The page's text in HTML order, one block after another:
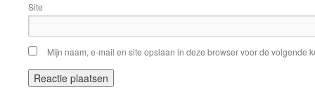
Site
Mijn naam, e-mail en site opslaan in deze browser voor de volgende